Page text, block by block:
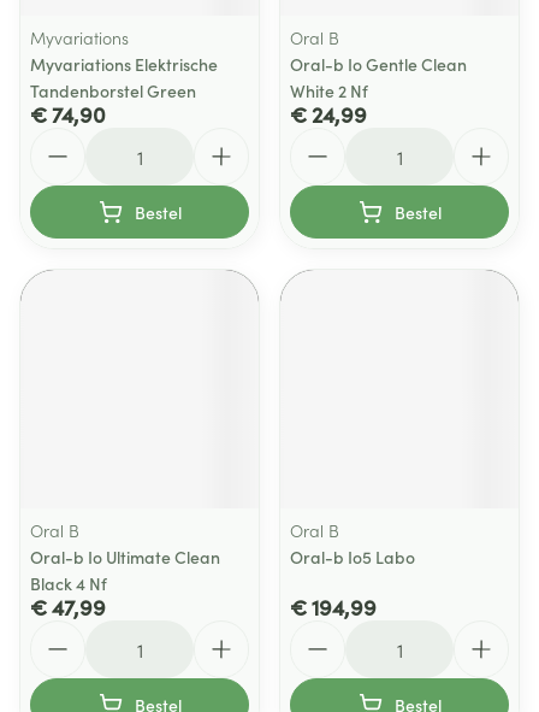
Myvariations
Myvariations Elektrische
Tandenborstel Green
€ 74,90
Bestel
Oral B
Oral-b Io Gentle Clean
White 2 Nf
€ 24,99
Bestel
Oral B
Oral-b Io Ultimate Clean
Black 4 Nf
€ 47,99
Bestel
Oral B
Oral-b Io5 Labo
€ 194,99
Bestel